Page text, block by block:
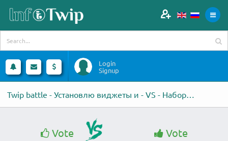
Login
Signup
Twip battle - Установлю виджеты и - VS - Набор текста
Vote Vote